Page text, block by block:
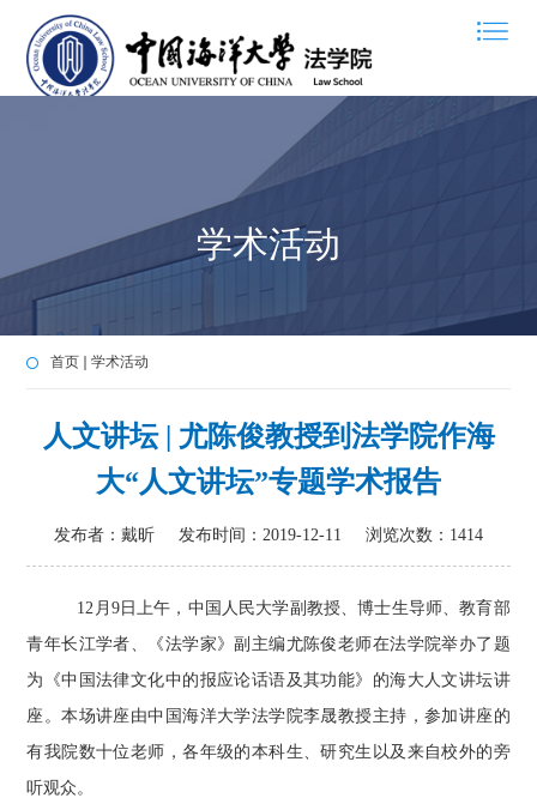
学术活动
首页 学术活动
人文讲坛 | 尤陈俊教授到法学院作海
大“人文讲坛”专题学术报告
发布者：戴昕 发布时间：2019-12-11 浏览次数： 1414
12月9日上午，中国人民大学副教授、博士生导师、教育部
青年长江学者、《法学家》副主编尤陈俊老师在法学院举办了题
为《中国法律文化中的报应论话语及其功能》的海大人文讲坛讲
座。本场讲座由中国海洋大学法学院李晟教授主持，参加讲座的
有我院数十位老师，各年级的本科生、研究生以及来自校外的旁
听观众。